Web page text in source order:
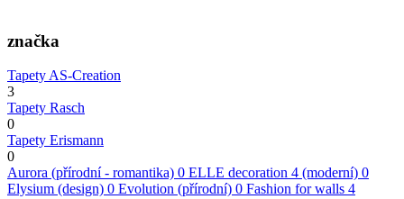
značka
Tapety AS-Creation
3
Tapety Rasch
0
Tapety Erismann
0
Aurora (přírodní - romantika) 0 ELLE decoration 4 (moderní) 0
Elysium (design) 0 Evolution (přírodní) 0 Fashion for walls 4